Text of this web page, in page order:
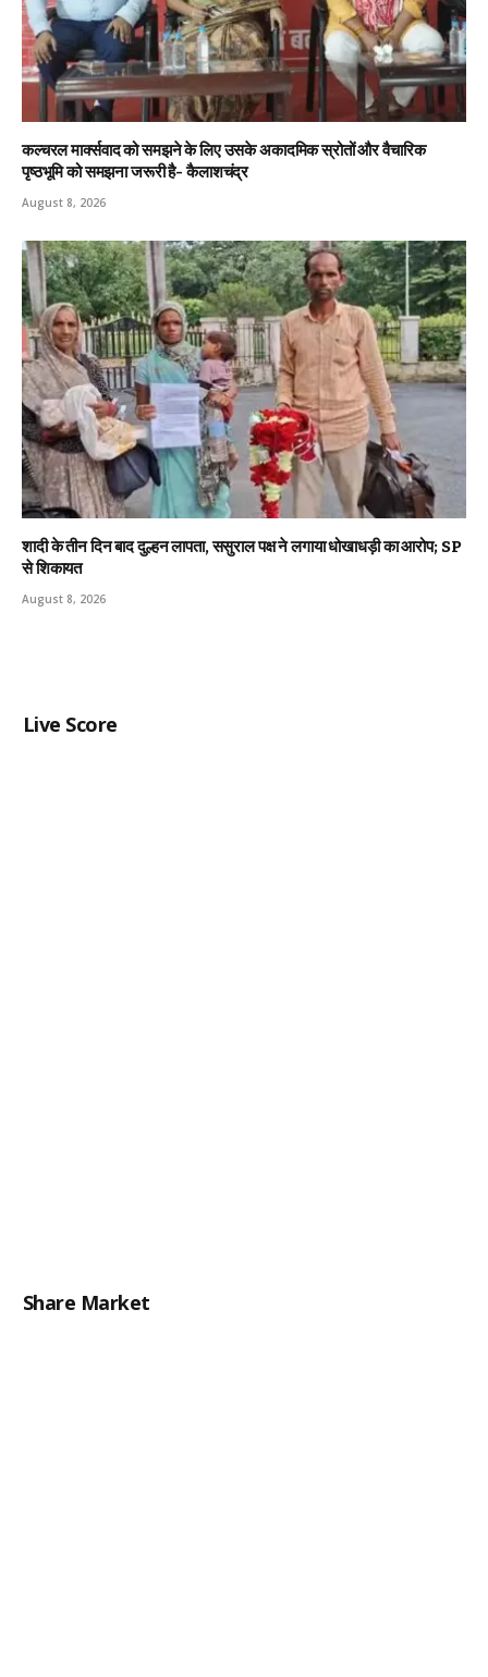
कल्चरल मार्क्सवाद को समझने के लिए उसके अकादमिक स्रोतों और वैचारिक
पृष्ठभूमि को समझना जरूरी है- कैलाशचंद्र
August 8, 2026
शादी के तीन दिन बाद दुल्हन लापता, ससुराल पक्ष ने लगाया धोखाधड़ी का आरोप; SP
से शिकायत
August 8, 2026
Live Score
Share Market